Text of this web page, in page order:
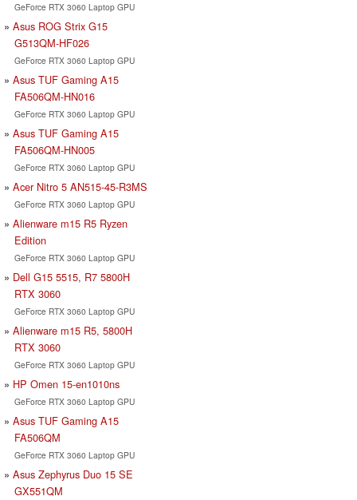
GeForce RTX 3060 Laptop GPU
Asus ROG Strix G15
G513QM-HF026
GeForce RTX 3060 Laptop GPU
Asus TUF Gaming A15
FA506QM-HN016
GeForce RTX 3060 Laptop GPU
Asus TUF Gaming A15
FA506QM-HN005
GeForce RTX 3060 Laptop GPU
Acer Nitro 5 AN515-45-R3MS
GeForce RTX 3060 Laptop GPU
Alienware m15 R5 Ryzen
Edition
GeForce RTX 3060 Laptop GPU
Dell G15 5515, R7 5800H
RTX 3060
GeForce RTX 3060 Laptop GPU
Alienware m15 R5, 5800H
RTX 3060
GeForce RTX 3060 Laptop GPU
HP Omen 15-en1010ns
GeForce RTX 3060 Laptop GPU
Asus TUF Gaming A15
FA506QM
GeForce RTX 3060 Laptop GPU
Asus Zephyrus Duo 15 SE
GX551QM